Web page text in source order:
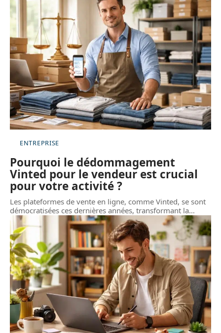
ENTREPRISE
Pourquoi le dédommagement
Vinted pour le vendeur est crucial
pour votre activité ?
Les plateformes de vente en ligne, comme Vinted, se sont
démocratisées ces dernières années, transformant la…